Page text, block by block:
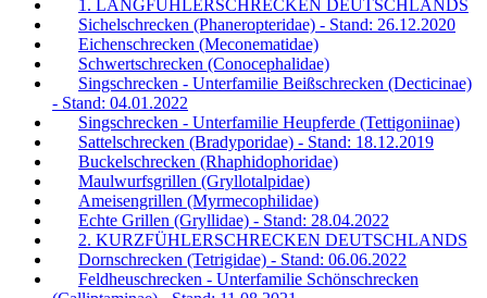
1. LANGFÜHLERSCHRECKEN DEUTSCHLANDS
Sichelschrecken (Phaneropteridae) - Stand: 26.12.2020
Eichenschrecken (Meconematidae)
Schwertschrecken (Conocephalidae)
Singschrecken - Unterfamilie Beißschrecken (Decticinae)
- Stand: 04.01.2022
Singschrecken - Unterfamilie Heupferde (Tettigoniinae)
Sattelschrecken (Bradyporidae) - Stand: 18.12.2019
Buckelschrecken (Rhaphidophoridae)
Maulwurfsgrillen (Gryllotalpidae)
Ameisengrillen (Myrmecophilidae)
Echte Grillen (Gryllidae) - Stand: 28.04.2022
2. KURZFÜHLERSCHRECKEN DEUTSCHLANDS
Dornschrecken (Tetrigidae) - Stand: 06.06.2022
Feldheuschrecken - Unterfamilie Schönschrecken